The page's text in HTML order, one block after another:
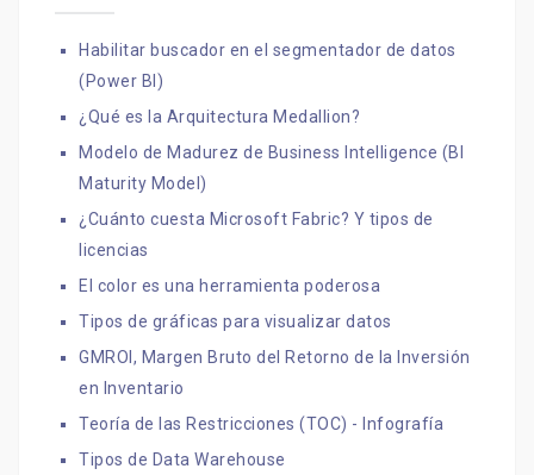
Habilitar buscador en el segmentador de datos
(Power BI)
¿Qué es la Arquitectura Medallion?
Modelo de Madurez de Business Intelligence (BI
Maturity Model)
¿Cuánto cuesta Microsoft Fabric? Y tipos de
licencias
El color es una herramienta poderosa
Tipos de gráficas para visualizar datos
GMROI, Margen Bruto del Retorno de la Inversión
en Inventario
Teoría de las Restricciones (TOC) - Infografía
Tipos de Data Warehouse